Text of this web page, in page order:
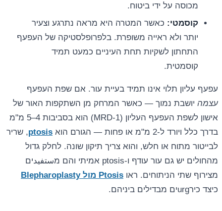
מכוסה על ידי ביטוח.
קוסמטי: כאשר המטרה היא מראה נתרגע וצעיר
יותר ולא ראייה משופרת. בלפרופלסטיקה של העפעף
התחתון לשקיות תחת העיניים כמעט תמיד
קוסמטית.
עפעף עליון תלוי אינו תמיד בעיית עור. אם שפת העפעף
עצמה יושבת נמוך — כאשר המרחק מן השתקפות האור של
אישון לשפת העפעף העליון (MRD-1) הוא בסביבות 4–5 מ"מ
בדרך כלל ויורד ל-2 מ"מ או פחות — הגורם הוא
ptosis, שריר
לבייטור מתוח או חלש, והוא צריך תיקון שונה. לחלק גדול
מהחולים יש גם עור עודף ו-ptosis אמיתי והם מستفيدים
מצירוף שתי הניתוחים. ראו Ptosis מול Blepharoplasty
כיצד כירurgים מבדילים ביניהם.